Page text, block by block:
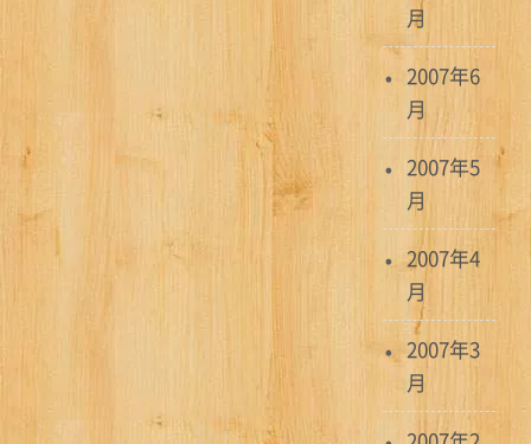
月
2007年6
月
2007年5
月
2007年4
月
2007年3
月